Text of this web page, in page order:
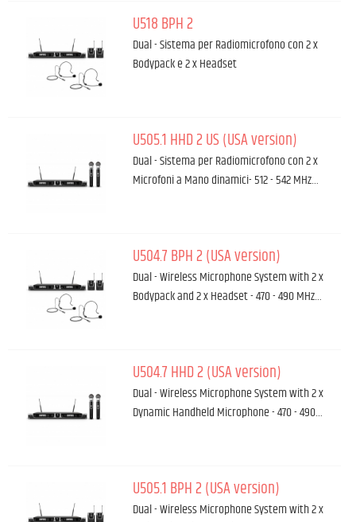
U518 BPH 2
Dual - Sistema per Radiomicrofono con 2 x
Bodypack e 2 x Headset
U505.1 HHD 2 US (USA version)
Dual - Sistema per Radiomicrofono con 2 x
Microfoni a Mano dinamici- 512 - 542 MHz…
U504.7 BPH 2 (USA version)
Dual - Wireless Microphone System with 2 x
Bodypack and 2 x Headset - 470 - 490 MHz…
U504.7 HHD 2 (USA version)
Dual - Wireless Microphone System with 2 x
Dynamic Handheld Microphone - 470 - 490…
U505.1 BPH 2 (USA version)
Dual - Wireless Microphone System with 2 x